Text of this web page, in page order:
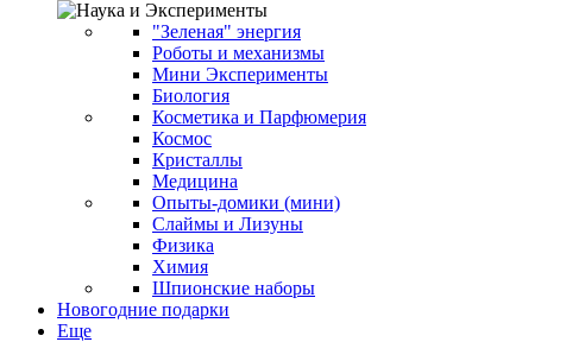
"Зеленая" энергия
Роботы и механизмы
Мини Эксперименты
Биология
Косметика и Парфюмерия
Космос
Кристаллы
Медицина
Опыты-домики (мини)
Слаймы и Лизуны
Физика
Химия
Шпионские наборы
Новогодние подарки
Еще